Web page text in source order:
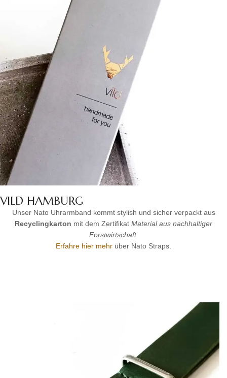
VILD HAMBURG
Unser Nato Uhrarmband kommt stylish und sicher verpackt aus
Recyclingkarton mit dem Zertifikat Material aus nachhaltiger
Forstwirtschaft.
Erfahre hier mehr über Nato Straps.